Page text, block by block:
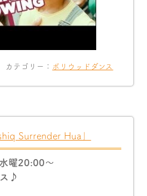
カテゴリー： ボリウッドダンス
Surrender Hua」
曜20:00〜
♪